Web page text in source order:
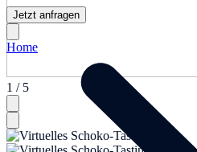
1 / 5
Jetzt anfragen
Home